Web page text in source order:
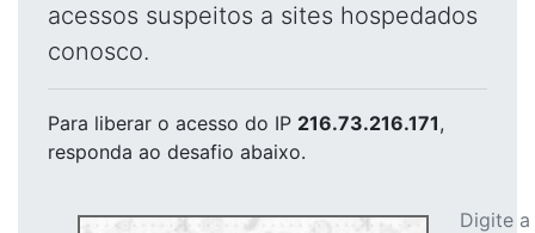
acessos suspeitos a sites hospedados
conosco.
Para liberar o acesso do IP 216.73.216.171,
responda ao desafio abaixo.
Digite